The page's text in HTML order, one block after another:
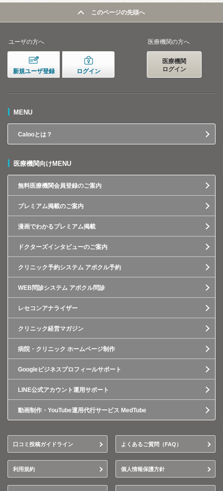
このページの先頭へ
ユーザの方へ
新規ユーザ登録 ログイン
医療機関の方へ
医療機関
ログイン
MENU
Calooとは？
医療機関向けMENU
無料医療機関会員登録のご案内
プレミアム掲載のご案内
漫画でわかるプレミアム掲載
ドクターズインタビューのご案内
クリニック予約システム アポクル予約
WEB問診システム アポクル問診
レセコンアナライザー
クリニック経営マガジン
病院・クリニック ホームページ制作
Googleビジネスプロフィールサポート
LINE公式アカウント運用サポート
動画制作・YouTube運用代行サービス MedTube
口コミ投稿ガイドライン よくあるご質問（FAQ）
利用規約 個人情報保護方針